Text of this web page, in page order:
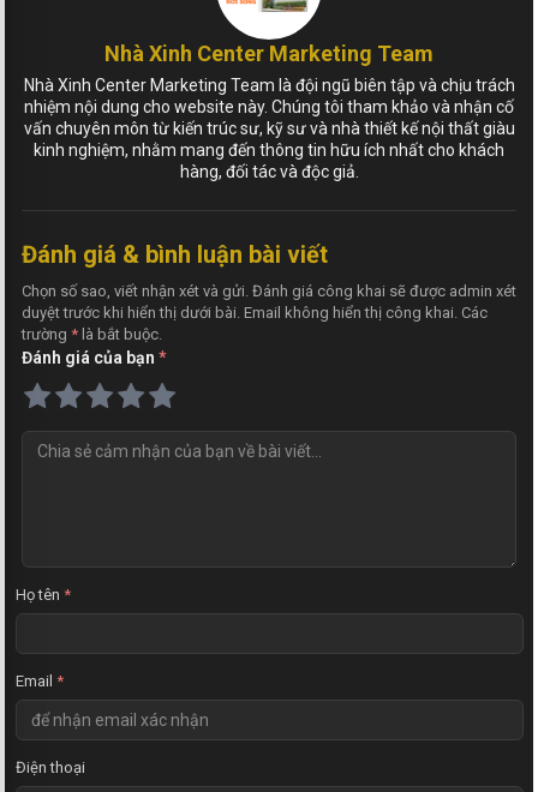
Nhà Xinh Center Marketing Team
Nhà Xinh Center Marketing Team là đội ngũ biên tập và chịu trách
nhiệm nội dung cho website này. Chúng tôi tham khảo và nhận cố
vấn chuyên môn từ kiến trúc sư, kỹ sư và nhà thiết kế nội thất giàu
kinh nghiệm, nhằm mang đến thông tin hữu ích nhất cho khách
hàng, đối tác và độc giả.
Đánh giá & bình luận bài viết
Chọn số sao, viết nhận xét và gửi. Đánh giá công khai sẽ được admin xét
duyệt trước khi hiển thị dưới bài. Email không hiển thị công khai. Các
trường * là bắt buộc.
Đánh giá của bạn *
Họ tên *
Email *
Điện thoại